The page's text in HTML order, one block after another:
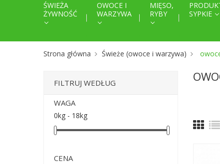
ŚWIEŻA
ŻYWNOŚĆ
OWOCE I
WARZYWA
MIĘSO,
RYBY
SYPKIE
Strona główna Świeże (owoce i warzywa)
FILTRUJ WEDŁUG
WAGA
0kg - 18kg
CENA